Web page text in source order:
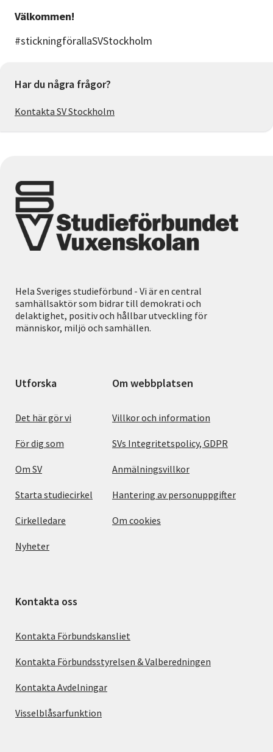
Välkommen!
#stickningförallaSVStockholm
Har du några frågor?
Kontakta SV Stockholm
Hela Sveriges studieförbund - Vi är en central
samhällsaktör som bidrar till demokrati och
delaktighet, positiv och hållbar utveckling för
människor, miljö och samhällen.
Utforska
Det här gör vi
För dig som
Om SV
Starta studiecirkel
Cirkelledare
Nyheter
Om webbplatsen
Villkor och information
SVs Integritetspolicy, GDPR
Anmälningsvillkor
Hantering av personuppgifter
Om cookies
Kontakta oss
Kontakta Förbundskansliet
Kontakta Förbundsstyrelsen & Valberedningen
Kontakta Avdelningar
Visselblåsarfunktion